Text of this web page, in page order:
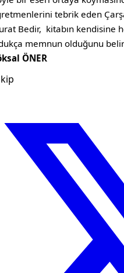
tebrik eden
Bedir, kitabın kendisine
memnun olduğunu
ÖNER